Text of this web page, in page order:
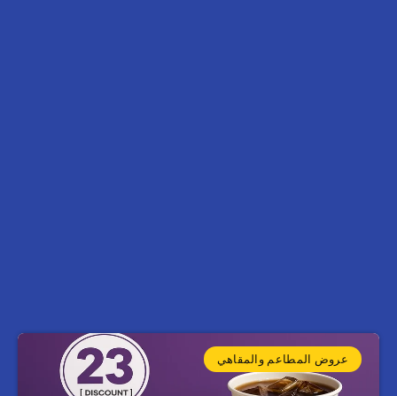
عروض المطاعم والمقاهي